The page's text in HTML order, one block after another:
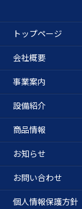
トップページ
会社概要
事業案内
設備紹介
商品情報
お知らせ
お問い合わせ
個人情報保護方針